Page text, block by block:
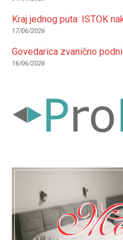
Kraj jednog puta: ISTOK
17/06/2026
Govedarica zvanično
16/06/2026